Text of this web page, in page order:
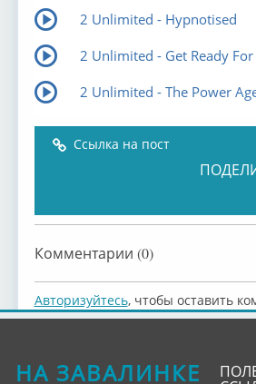
2 Unlimited - Hypnotised
2 Unlimited - Get Ready For
2 Unlimited - The Power
Ссылка на пост
Комментарии (0)
Авторизуйтесь, чтобы оставить
НА ЗАВАЛИНКЕ